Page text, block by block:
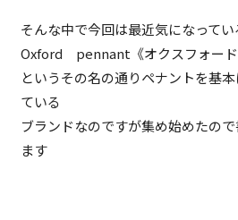
そんな中で今回は最近気になって
Oxford pennant《オクスフォー
というその名の通りペナントを基
ている
ブランドなのですが集め始めたの
ます